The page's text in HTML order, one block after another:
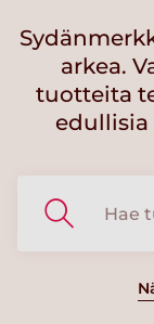
arkea.
tuotteita
edullisia